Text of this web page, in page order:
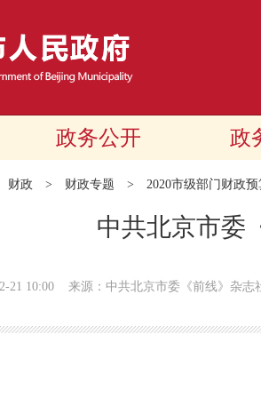
政务公开 政
财政 > 财政专题 > 2020市级部门财政
中共北京市委
21 10:00 来源：中共北京市委《前线》杂志